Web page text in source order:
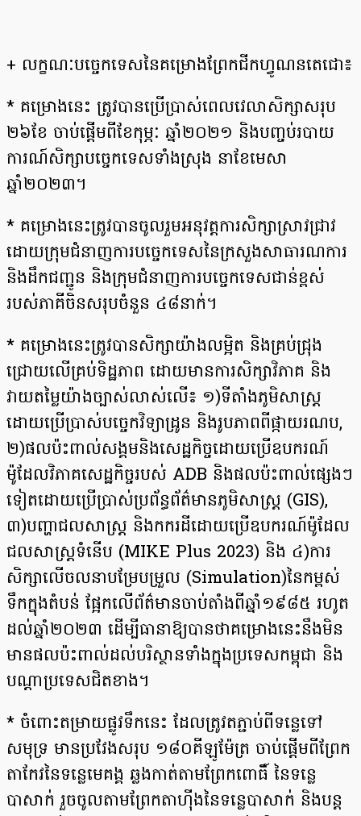
+ លក្ខណៈបច្ចេកទេសនៃគម្រោងព្រែកជីកហ្វូណនតេជោ៖
* គម្រោងនេះ ត្រូវបានប្រើប្រាស់ពេលវេលាសិក្សាសរុប
២៦ខែ ចាប់ផ្តើមពីខែកុម្ភៈ ឆ្នាំ២០២១ និងបញ្ចប់របាយ
ការណ៍សិក្សាបច្ចេកទេសទាំងស្រុង នាខែមេសា
ឆ្នាំ២០២៣។
* គម្រោងនេះត្រូវបានចូលរួមអនុវត្តការសិក្សាស្រាវជ្រាវ
ដោយក្រុមជំនាញការបច្ចេកទេស​នៃក្រសួងសាធារ​ណ​ការ
និងដឹកជញ្ជូន និងក្រុមជំនាញការបច្ចេកទេសជាន់ខ្ពស់
របស់ភាគីចិនសរុបចំនួន ៤៨នាក់។
* គម្រោងនេះត្រូវបានសិក្សាយ៉ាងលម្អិត និងគ្រប់ជ្រុង
ជ្រោយលើគ្រប់ទិដ្ឋភាព ដោយមានការសិក្សាវិភាគ និង
វាយតម្លៃយ៉ាងច្បាស់លាស់លើ៖ ១)ទីតាំងភូមិសាស្រ្ត
ដោយប្រើប្រាស់បច្ចេកវិទ្យាដ្រូន និងរូបភាពពីផ្កាយ​រណប,
២)ផលប៉ះពាល់សង្គមនិងសេដ្ឋកិច្ចដោយប្រើឧបករណ៍
ម៉ូដែលវិភាគសេដ្ឋកិច្ចរបស់ ADB និងផល​ប៉ះពាល់ផ្សេងៗ
ទៀតដោយប្រើប្រាស់ប្រព័ន្ធព័ត៌មានភូមិសាស្រ្ត (GIS),
៣)បញ្ហាជលសាស្រ្ត និងកករដី​ដោយប្រើឧបករណ៍ម៉ូដែល
ជលសាស្រ្តទំនើប (MIKE Plus 2023) និង ៤)ការ
សិក្សាលើចលនាបម្រែបម្រួល (Simulation)នៃកម្ពស់
ទឹកក្នុងតំបន់ ផ្អែកលើព័ត៌មានចាប់តាំងពីឆ្នាំ១៩៨៥ រហូត
ដល់ឆ្នាំ២០២៣ ដើម្បីធានា​ឱ្យ​បានថាគម្រោងនេះនឹងមិន
មានផលប៉ះពាល់ដល់បរិស្ថានទាំងក្នុងប្រទេសកម្ពុជា និង
បណ្ដាប្រទេសជិតខាង។
* ចំពោះតម្រាយផ្លូវទឹកនេះ ដែលត្រូវតភ្ជាប់ពីទន្លេទៅ
សមុទ្រ មានប្រវែងសរុប ១៨០គីឡូម៉ែត្រ ចាប់ផ្តើមពីព្រែក​
តាកែវនៃទន្លេមេគង្គ ឆ្លងកាត់តាមព្រែកពោធិ៍ នៃទន្លេ
បាសាក់ រួចចូលតាមព្រែកតាហ៊ីងនៃទន្លេបាសាក់ និងបន្ត​